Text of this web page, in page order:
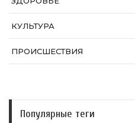
КУЛЬТУРА
ПРОИСШЕСТВИЯ
Популярные теги